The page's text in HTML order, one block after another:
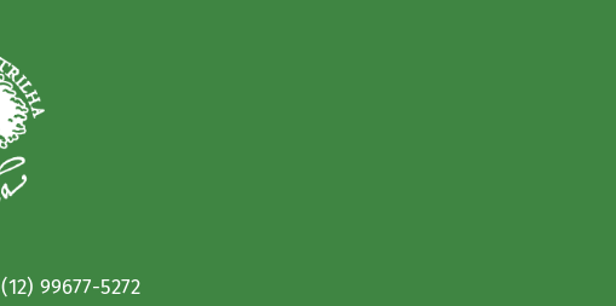
(12) 99677-5272